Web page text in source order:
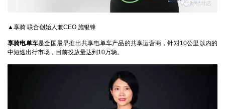
▲享骑 联合创始人兼CEO 施银锋
享骑电单车是全国最早推出共享电单车产品的共享运营商，针对10公里以内的
中短途出行市场，目前投放量达到10万辆。